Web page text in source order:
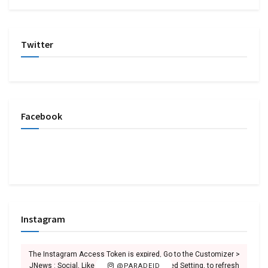
Twitter
Facebook
Instagram
@PARADEID
The Instagram Access Token is expired, Go to the Customizer >
JNews : Social, Like & View > Instagram Feed Setting, to refresh